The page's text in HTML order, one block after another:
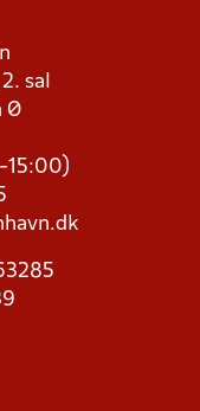
sal
Ø
15:00)